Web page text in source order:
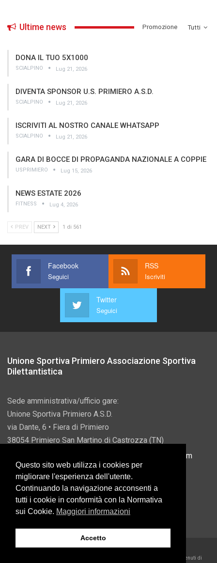
Tutti
Ultime news ­Promozione
DONA IL TUO 5X1000
SCIALPINO Lug 21, 2026
DIVENTA SPONSOR U.S. PRIMIERO A.S.D.
SCIALPINO Lug 21, 2026
ISCRIVITI AL NOSTRO CANALE WHATSAPP
SCIALPINO Lug 21, 2026
GARA DI BOCCE DI PROPAGANDA NAZIONALE A COPPIE
USPRIMIERO Lug 15, 2026
NEWS ESTATE 2026
FITNESS Lug 4, 2026
PREV NEXT 1 di 561
Facebook
Seguici
RSS
Iscriviti
Twitter
Seguici
Unione Sportiva Primiero Associazione Sportiva
Dilettantistica
Sede amministrativa/ufficio gare:
Unione Sportiva Primiero A.S.D.
via Dante, 6 • Fiera di Primiero
38054 Primiero San Martino di Castrozza (TN)
info@usprimiero.com
Vantaggi da Pubblica Amministrazione
Eccetto dove diversamente specificato, i contenuti di
Questo sito web utilizza i cookies per
migliorare l'esperienza dell'utente.
Continuando la navigazione acconsenti a
tutti i cookie in conformità con la Normativa
sui Cookie. Maggiori informazioni
Accetto